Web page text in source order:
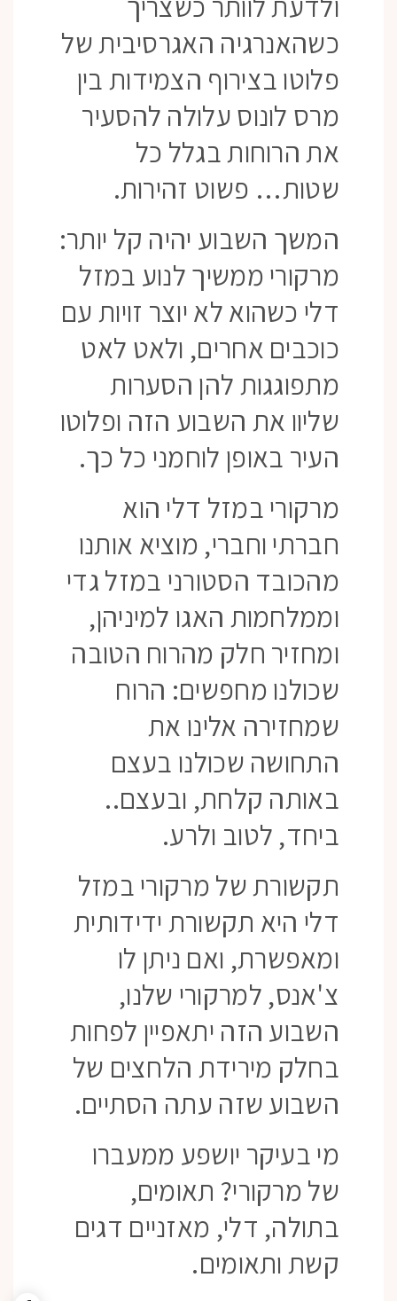
כשהאנרגיה האגרסיבית של
פלוטו בצירוף הצמידות בין
מרס לונוס עלולה להסעיר
את הרוחות בגלל כל
שטות… פשוט זהירות.
המשך השבוע יהיה קל יותר:
מרקורי ממשיך לנוע במזל
דלי כשהוא לא יוצר זויות עם
כוכבים אחרים, ולאט לאט
מתפוגגות להן הסערות
שליוו את השבוע הזה ופלוטו
העיר באופן לוחמני כל כך.
מרקורי במזל דלי הוא
חברתי וחברי, מוציא אותנו
מהכובד הסטורני במזל גדי
וממלחמות האגו למיניהן,
ומחזיר חלק מהרוח הטובה
שכולנו מחפשים: הרוח
שמחזירה אלינו את
התחושה שכולנו בעצם
באותה קלחת, ובעצם..
ביחד, לטוב ולרע.
תקשורת של מרקורי במזל
דלי היא תקשורת ידידותית
ומאפשרת, ואם ניתן לו
צ'אנס, למרקורי שלנו,
השבוע הזה יתאפיין לפחות
בחלק מירידת הלחצים של
השבוע שזה עתה הסתיים.
מי בעיקר יושפע ממעברו
של מרקורי? תאומים,
בתולה, דלי, מאזניים דגים
קשת ותאומים.